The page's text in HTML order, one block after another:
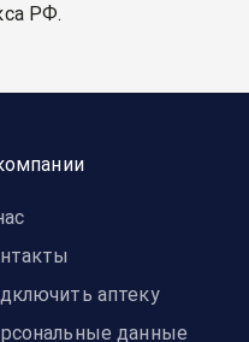
РФ.
аптеку
данные